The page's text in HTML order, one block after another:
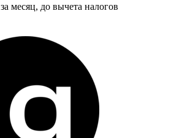
за месяц, до вычета налогов